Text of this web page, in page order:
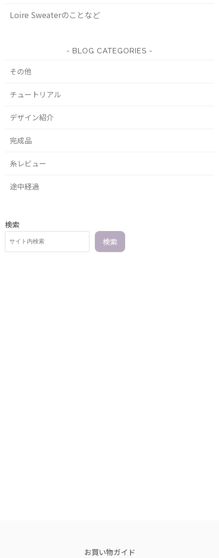
Loire Sweaterのことなど
BLOG CATEGORIES
その他
チュートリアル
デザイン紹介
完成品
糸レビュー
途中経過
検索
検索
お買い物ガイド